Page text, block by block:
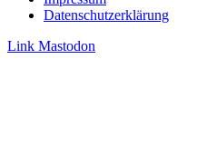
Datenschutzerklärung
Link Mastodon